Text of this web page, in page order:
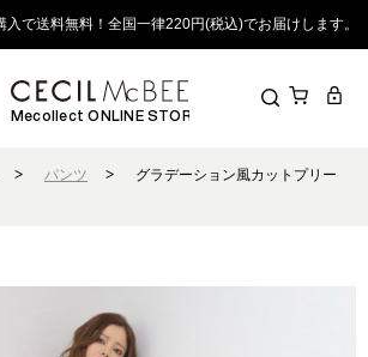
で送料無料！全国一律220円(税込)でお届けします。
Mecollect ONLINE STORE
> パンツ >
グラデーション風カットプリー